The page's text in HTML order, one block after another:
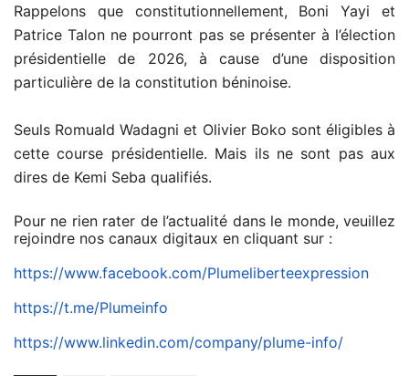
Rappelons que constitutionnellement, Boni Yayi et
Patrice Talon ne pourront pas se présenter à l’élection
présidentielle de 2026, à cause d’une disposition
particulière de la constitution béninoise.
Seuls Romuald Wadagni et Olivier Boko sont éligibles à
cette course présidentielle. Mais ils ne sont pas aux
dires de Kemi Seba qualifiés.
Pour ne rien rater de l’actualité dans le monde, veuillez
rejoindre nos canaux digitaux en cliquant sur :
https://www.facebook.com/Plumeliberteexpression
https://t.me/Plumeinfo
https://www.linkedin.com/company/plume-info/